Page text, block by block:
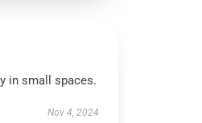
in small spaces.
Nov 4, 2024